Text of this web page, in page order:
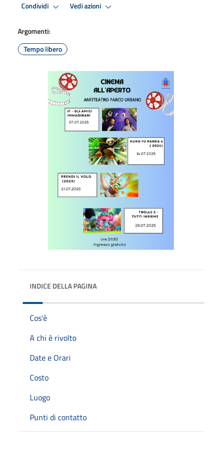
Condividi Vedi azioni
Argomenti:
Tempo libero
INDICE DELLA PAGINA
Cos'è
A chi è rivolto
Date e Orari
Costo
Luogo
Punti di contatto